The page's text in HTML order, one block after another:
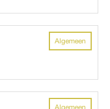
Algemeen
Algemeen